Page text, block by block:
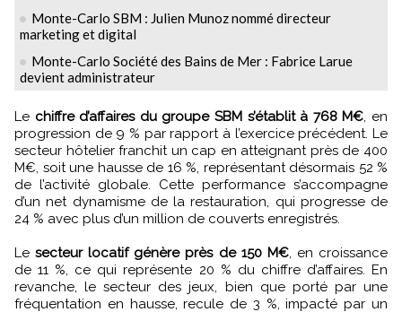
Monte-Carlo SBM : Julien Munoz nommé directeur
marketing et digital
Monte-Carlo Société des Bains de Mer : Fabrice Larue
devient administrateur
Le chiffre d’affaires du groupe SBM s’établit à 768 M€ , en
progression de 9 % par rapport à l’exercice précédent. Le
secteur hôtelier franchit un cap en atteignant près de 400
M€, soit une hausse de 16 %, représentant désormais 52 %
de l’activité globale. Cette performance s’accompagne
d’un net dynamisme de la restauration, qui progresse de
24 % avec plus d’un million de couverts enregistrés.
Lesecteur locatif génère près de 150 M€, en croissance
de 11 %, ce qui représente 20 % du chiffre d’affaires. En
revanche, le secteur des jeux, bien que porté par une
fréquentation en hausse, recule de 3 %, impacté par un